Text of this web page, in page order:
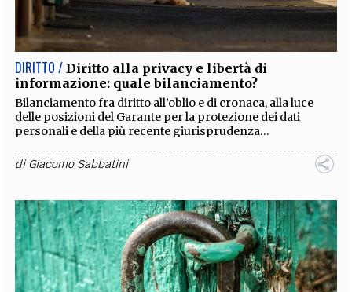
EXTRA
CODICI RUBRICHE PROCEEDINGS PUBBLICITÀ CONTATTI
SOCIAL MEDIA
DIRITTO / Diritto alla privacy e libertà di
informazione: quale bilanciamento?
Bilanciamento fra diritto all’oblio e di cronaca, alla luce
delle posizioni del Garante per la protezione dei dati
personali e della più recente giurisprudenza...
diGiacomo Sabbatini